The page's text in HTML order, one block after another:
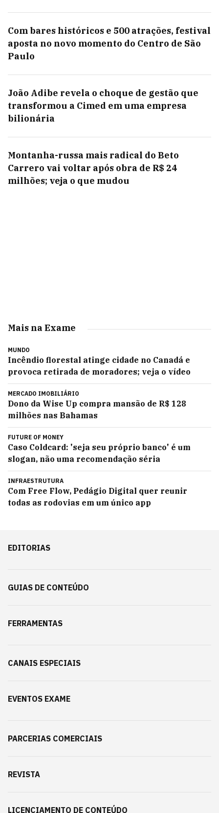
Com bares históricos e 500 atrações, festival
aposta no novo momento do Centro de São
Paulo
João Adibe revela o choque de gestão que
transformou a Cimed em uma empresa
bilionária
Montanha-russa mais radical do Beto
Carrero vai voltar após obra de R$ 24
milhões; veja o que mudou
Mais na Exame
MUNDO
Incêndio florestal atinge cidade no Canadá e
provoca retirada de moradores; veja o vídeo
MERCADO IMOBILIÁRIO
Dono da Wise Up compra mansão de R$ 128
milhões nas Bahamas
FUTURE OF MONEY
Caso Coldcard: 'seja seu próprio banco' é um
slogan, não uma recomendação séria
INFRAESTRUTURA
Com Free Flow, Pedágio Digital quer reunir
todas as rodovias em um único app
EDITORIAS
GUIAS DE CONTEÚDO
FERRAMENTAS
CANAIS ESPECIAIS
EVENTOS EXAME
PARCERIAS COMERCIAIS
REVISTA
LICENCIAMENTO DE CONTEÚDO